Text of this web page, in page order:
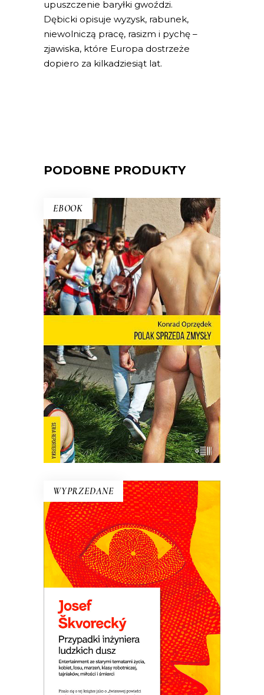
upuszczenie baryłki gwoździ.
Dębicki opisuje wyzysk, rabunek,
niewolniczą pracę, rasizm i pychę –
zjawiska, które Europa dostrzeże
dopiero za kilkadziesiąt lat.
PODOBNE PRODUKTY
EBOOK
E-BOOK DO KOSZYKA
POLAK SPRZEDA ZMYSŁY
Nie ma o Polsce takich książek jak
debiut Konrada Oprzędka. Wariackich,
ale pogodnych. Smutnych, ale nie
przygnębiających. Ta błyskotliwa książka
pokazuje, kim są Polacy, kiedy nie
muszą być sobą.
WYPRZEDANE
PRZYPADKI INŻYNIERA
LUDZKICH DUSZ
Powieść rzeka. Płyną nią setki
dramatycznych i śmiesznych ludzkich
losów. Wojna i komunizm. Miłość do
dziewcząt i saksofonu. Ucieczka z kraju i
tęsknota za domem. Jedna z
najlepszych czeskich powieści.